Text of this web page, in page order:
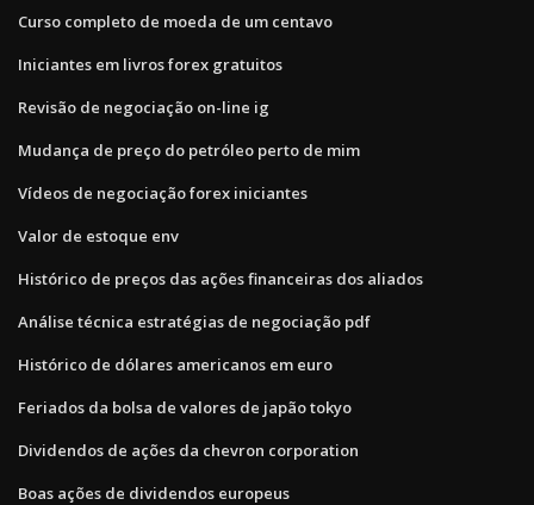
Curso completo de moeda de um centavo
Iniciantes em livros forex gratuitos
Revisão de negociação on-line ig
Mudança de preço do petróleo perto de mim
Vídeos de negociação forex iniciantes
Valor de estoque env
Histórico de preços das ações financeiras dos aliados
Análise técnica estratégias de negociação pdf
Histórico de dólares americanos em euro
Feriados da bolsa de valores de japão tokyo
Dividendos de ações da chevron corporation
Boas ações de dividendos europeus